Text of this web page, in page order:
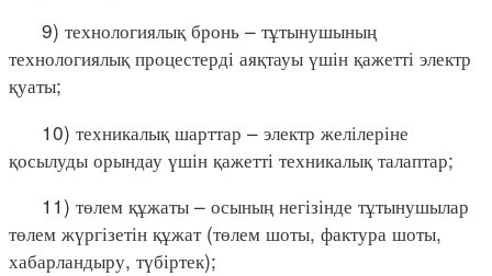
9) технологиялық бронь – тұтынушының
технологиялық процестерді аяқтауы үшін қажетті электр
қуаты;
10) техникалық шарттар – электр желілеріне
қосылуды орындау үшін қажетті техникалық талаптар;
11) төлем құжаты – осының негізінде тұтынушылар
төлем жүргізетін құжат (төлем шоты, фактура шоты,
хабарландыру, түбіртек);